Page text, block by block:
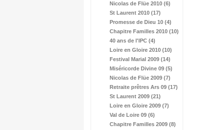
Nicolas de Flüe 2010 (6)
St Laurent 2010 (17)
Promesse de Dieu 10 (4)
Chapitre Familles 2010 (10)
40 ans de l'IPC (4)
Loire en Gloire 2010 (10)
Festival Marial 2009 (14)
Miséricorde Divine 09 (5)
Nicolas de Flüe 2009 (7)
Retraite prêtres Ars 09 (17)
St Laurent 2009 (21)
Loire en Gloire 2009 (7)
Val de Loire 09 (6)
Chapitre Familles 2009 (8)